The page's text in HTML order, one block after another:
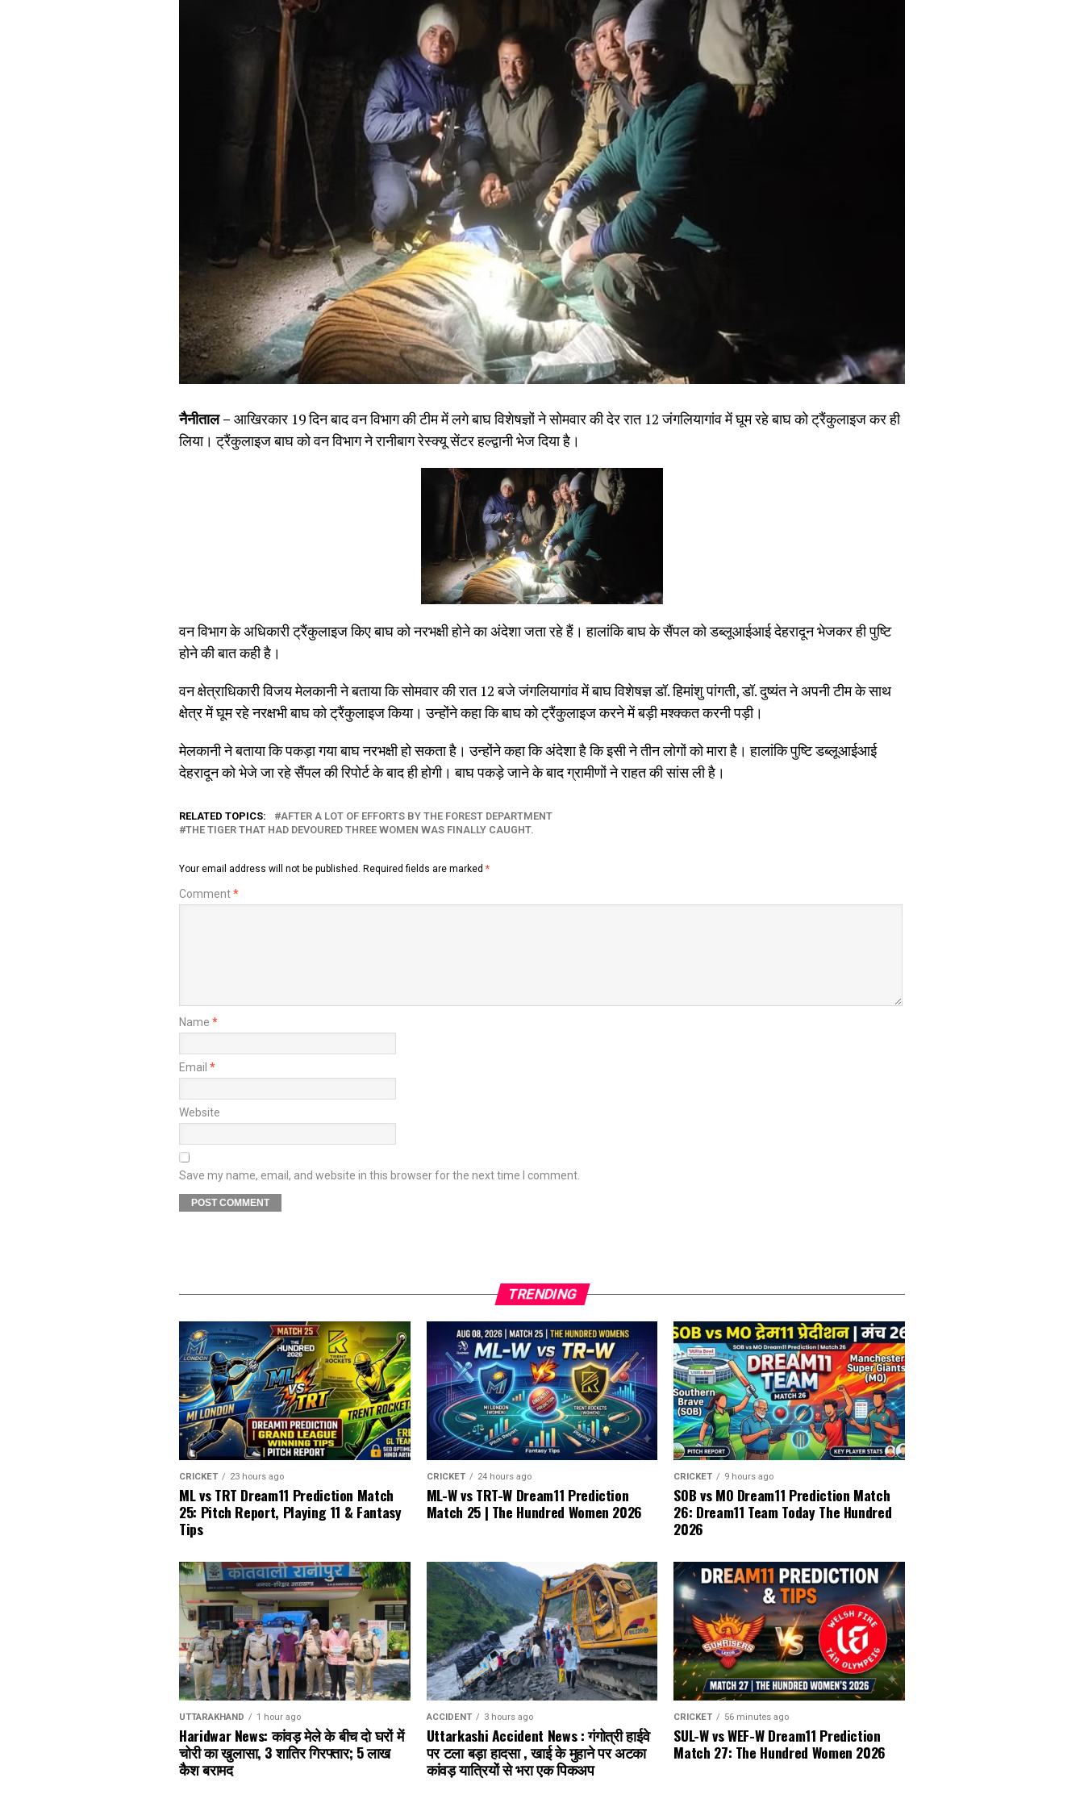
नैनीताल – आखिरकार 19 दिन बाद वन विभाग की टीम में लगे बाघ विशेषज्ञों ने सोमवार की देर रात 12 जंगलियागांव में घूम रहे बाघ को ट्रैंकुलाइज कर ही
लिया। ट्रैंकुलाइज बाघ को वन विभाग ने रानीबाग रेस्क्यू सेंटर हल्द्वानी भेज दिया है।
वन विभाग के अधिकारी ट्रैंकुलाइज किए बाघ को नरभक्षी होने का अंदेशा जता रहे हैं। हालांकि बाघ के सैंपल को डब्लूआईआई देहरादून भेजकर ही पुष्टि
होने की बात कही है।
वन क्षेत्राधिकारी विजय मेलकानी ने बताया कि सोमवार की रात 12 बजे जंगलियागांव में बाघ विशेषज्ञ डॉ. हिमांशु पांगती, डॉ. दुष्यंत ने अपनी टीम के साथ
क्षेत्र में घूम रहे नरक्षभी बाघ को ट्रैंकुलाइज किया। उन्होंने कहा कि बाघ को ट्रैंकुलाइज करने में बड़ी मश्क्कत करनी पड़ी।
मेलकानी ने बताया कि पकड़ा गया बाघ नरभक्षी हो सकता है। उन्होंने कहा कि अंदेशा है कि इसी ने तीन लोगों को मारा है। हालांकि पुष्टि डब्लूआईआई
देहरादून को भेजे जा रहे सैंपल की रिपोर्ट के बाद ही होगी। बाघ पकड़े जाने के बाद ग्रामीणों ने राहत की सांस ली है।
RELATED TOPICS:
AFTER A LOT OF EFFORTS BY THE FOREST DEPARTMENT
THE TIGER THAT HAD DEVOURED THREE WOMEN WAS FINALLY CAUGHT.
Your email address will not be published. Required fields are marked *
Comment*
Name *
Email *
Website
Save my name, email, and website in this browser for the next time I comment.
TRENDING
CRICKET 23 hours ago
ML vs TRT Dream11 Prediction Match
25: Pitch Report, Playing 11 & Fantasy
Tips
CRICKET 24 hours ago
ML-W vs TRT-W Dream11 Prediction
Match 25 | The Hundred Women 2026
CRICKET 9 hours ago
SOB vs MO Dream11 Prediction Match
26: Dream11 Team Today The Hundred
2026
UTTARAKHAND 1 hour ago
Haridwar News: कांवड़ मेले के बीच दो घरों में
चोरी का खुलासा, 3 शातिर गिरफ्तार; ₹5 लाख
कैश बरामद
ACCIDENT 3 hours ago
Uttarkashi Accident News : गंगोत्री हाईवे
पर टला बड़ा हादसा , खाई के मुहाने पर अटका
कांवड़ यात्रियों से भरा एक पिकअप
CRICKET 56 minutes ago
SUL-W vs WEF-W Dream11 Prediction
Match 27: The Hundred Women 2026